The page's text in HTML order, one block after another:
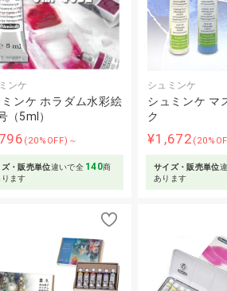
ンケ
ミンケ ホラダム水彩絵
（5ml）
(20%OFF)～
・販売単位違いで全 140商
ます
シュミンケ
シュミンケ マ
ク
¥1,672
サイズ・販売単位
あります